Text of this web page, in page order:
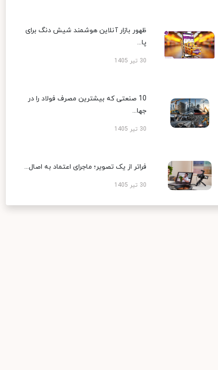
ظهور بازار آنلاین هوشمند شیش دنگ برای
پا...
30 تیر 1405
10 صنعتی که بیشترین مصرف فولاد را در
جها...
30 تیر 1405
فراتر از یک تصویر؛ ماجرای اعتماد به اصال...
30 تیر 1405